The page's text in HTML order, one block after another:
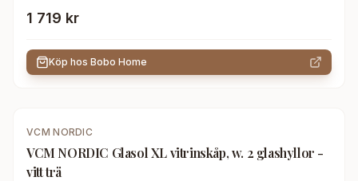
1 719 kr
Köp hos Bobo Home
VCM NORDIC
VCM NORDIC Glasol XL vitrinskåp, w. 2 glashyllor -
vitt trä